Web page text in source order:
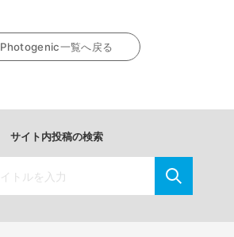
Photogenic一覧へ戻る
サイト内投稿の検索